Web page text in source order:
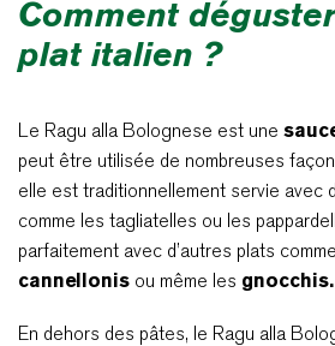
Comment
plat italien ?
Le Ragu alla Bolognese est une
peut être utilisée de nombreuses
elle est traditionnellement servie avec
comme les tagliatelles ou les
parfaitement avec d’autres plats comme
cannellonis ou même les gnocchis.
En dehors des pâtes, le Ragu alla